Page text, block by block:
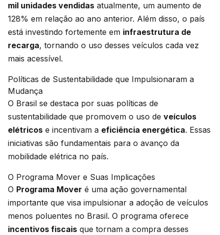
mil unidades vendidas atualmente, um aumento de
128% em relação ao ano anterior. Além disso, o país
está investindo fortemente em infraestrutura de
recarga, tornando o uso desses veículos cada vez
mais acessível.
Políticas de Sustentabilidade que Impulsionaram a
Mudança
O Brasil se destaca por suas políticas de
sustentabilidade que promovem o uso de veículos
elétricos e incentivam a eficiência energética. Essas
iniciativas são fundamentais para o avanço da
mobilidade elétrica no país.
O Programa Mover e Suas Implicações
O Programa Mover é uma ação governamental
importante que visa impulsionar a adoção de veículos
menos poluentes no Brasil. O programa oferece
incentivos fiscais que tornam a compra desses